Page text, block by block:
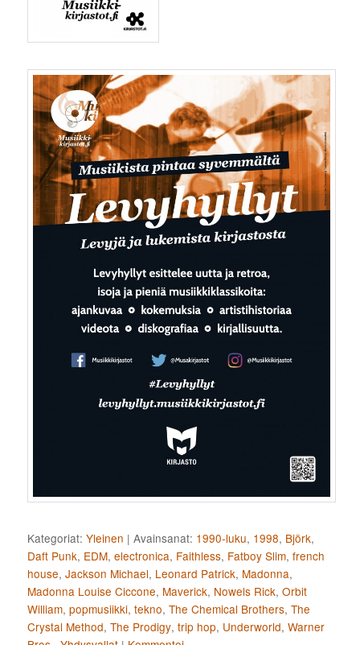
Kategoriat: Yleinen |Avainsanat: 1990-luku, 1998, Björk,
Daft Punk, EDM,electronica, Faithless, Fatboy Slim,french
house,Jackson Michael, Leonard Patrick, Madonna,
Madonna Louise Ciccone, Maverick, Nowels Rick,Orbit
William,popmusiikki,tekno,The Chemical Brothers,The
Crystal Method,The Prodigy,trip hop, Underworld,Warner